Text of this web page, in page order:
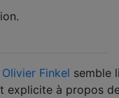
Olivier Finkel semble
explicite à propos